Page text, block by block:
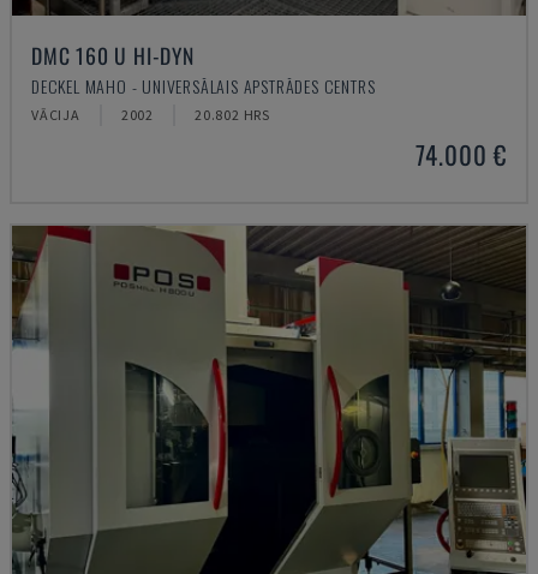
DMC 160 U HI-DYN
DECKEL MAHO - UNIVERSĀLAIS APSTRĀDES CENTRS
VĀCIJA 2002 20.802 HRS
74.000 €